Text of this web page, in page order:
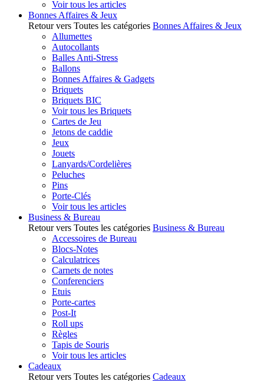
Voir tous les articles
Bonnes Affaires & Jeux
Retour vers Toutes les catégories Bonnes Affaires & Jeux
Allumettes
Autocollants
Balles Anti-Stress
Ballons
Bonnes Affaires & Gadgets
Briquets
Briquets BIC
Voir tous les Briquets
Cartes de Jeu
Jetons de caddie
Jeux
Jouets
Lanyards/Cordelières
Peluches
Pins
Porte-Clés
Voir tous les articles
Business & Bureau
Retour vers Toutes les catégories Business & Bureau
Accessoires de Bureau
Blocs-Notes
Calculatrices
Carnets de notes
Conferenciers
Etuis
Porte-cartes
Post-It
Roll ups
Règles
Tapis de Souris
Voir tous les articles
Cadeaux
Retour vers Toutes les catégories Cadeaux